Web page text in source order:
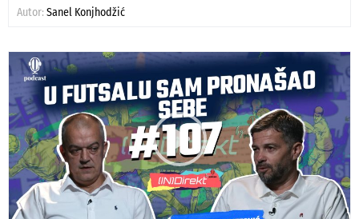
Autor: Sanel Konjhodžić